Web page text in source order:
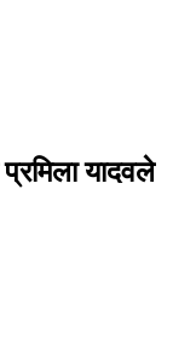
यादवले